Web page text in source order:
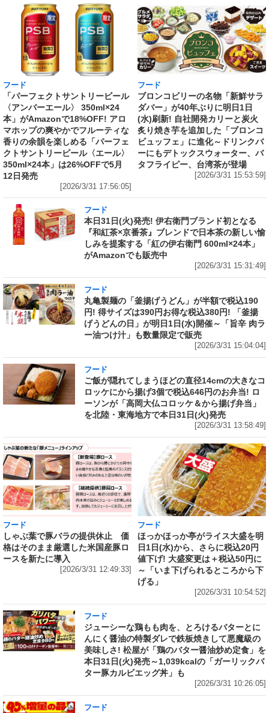
フード
「パーフェクトサントリービール
〈アンバーエール〉 350ml×24
本」がAmazonで18%OFF! アロ
マホップの爽やかでフルーティな
香りの余韻を楽しめる「パーフェ
クトサントリービール〈エール〉
350ml×24本」は26%OFFで5月
12日発売
[2026/3/31 17:56:05]
フード
ブロンコビリーの名物「新鮮サラ
ダバー」が40年ぶりに明日1日
(水)刷新! 自社開発カリーと炭火
炙り焼き芋を追加した「ブロンコ
ビュッフェ」に進化～ドリンクバ
ーにもデトックスウォーター、バ
タフライピー、台湾茶が登場
[2026/3/31 15:53:59]
フード
本日31日(火)発売! 伊右衛門ブランド初となる
『和紅茶×京番茶』ブレンドで日本茶の新しい愉
しみを提案する「紅の伊右衛門 600ml×24本」
がAmazonでも販売中
[2026/3/31 15:31:49]
フード
丸亀製麺の「釜揚げうどん」が半額で税込190
円! 得サイズは390円お得な税込380円! 「釜揚
げうどんの日」が明日1日(水)開催～「旨辛 肉ラ
ー油つけ汁」も数量限定で販売
[2026/3/31 15:04:04]
フード
ご飯が隠れてしまうほどの直径14cmの大きなコ
ロッケにから揚げ3個で税込646円のお弁当! ロ
ーソンが「高岡大仏コロッケ＆から揚げ弁当」
を北陸・東海地方で本日31日(火)発売
[2026/3/31 13:58:49]
フード
しゃぶ葉で豚バラの提供休止 価
格はそのまま厳選した米国産豚ロ
ースを新たに導入
[2026/3/31 12:49:33]
フード
ほっかほっか亭がライス大盛を明
日1日(水)から、さらに税込20円
値下げ! 大盛変更は＋税込50円に
～「いま下げられるところから下
げる」
[2026/3/31 10:54:52]
フード
ジューシーな鶏もも肉を、とろけるバターとに
んにく醤油の特製ダレで鉄板焼きして悪魔級の
美味しさ! 松屋が「鶏のバター醤油炒め定食」を
本日31日(火)発売～1,039kcalの「ガーリックバ
ター豚カルビエッグ丼」も
[2026/3/31 10:26:05]
フード